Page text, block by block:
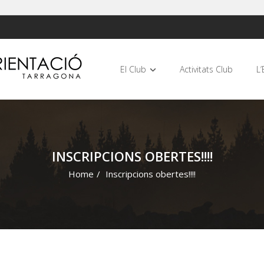
El Club Activitats Club
INSCRIPCIONS OBERTES!!!!
Home / Inscripcions obertes!!!!